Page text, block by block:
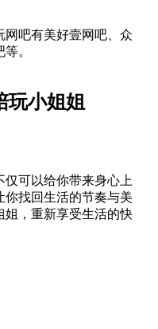
网吧有美好壹网吧、众
。
玩小姐姐
仅可以给你带来身心上
你找回生活的节奏与美
姐，重新享受生活的快